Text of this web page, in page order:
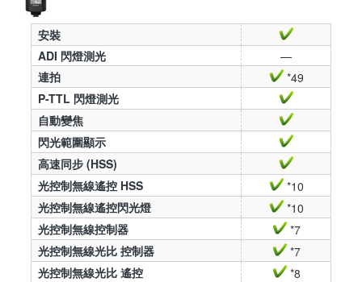
安裝
ADI 閃燈測光
—
連拍
*49
P-TTL 閃燈測光
自動變焦
閃光範圍顯示
高速同步 (HSS)
光控制無線遙控 HSS
*10
光控制無線遙控閃光燈
*10
光控制無線控制器
*7
光控制無線光比 控制器
*7
光控制無線光比 遙控
*8